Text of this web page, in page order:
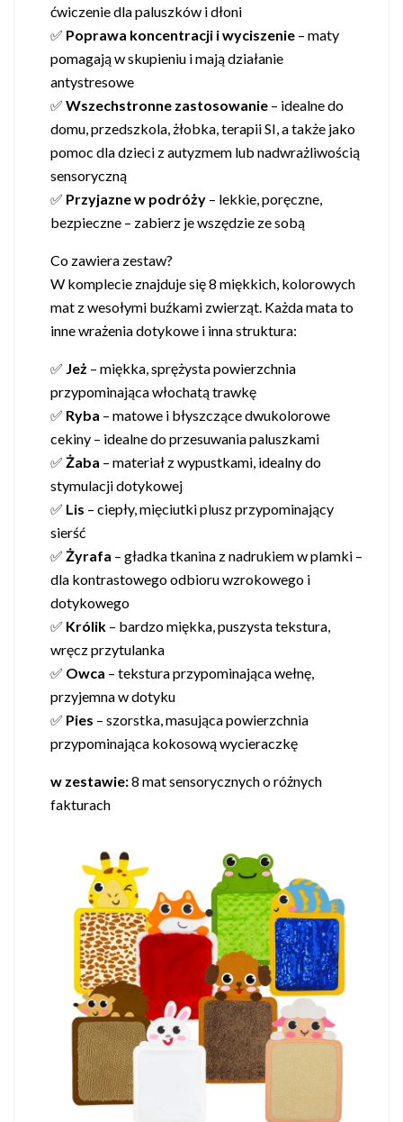
ćwiczenie dla paluszków i dłoni
✅ Poprawa koncentracji i wyciszenie – maty
pomagają w skupieniu i mają działanie
antystresowe
✅ Wszechstronne zastosowanie – idealne do
domu, przedszkola, żłobka, terapii SI, a także jako
pomoc dla dzieci z autyzmem lub nadwrażliwością
sensoryczną
✅ Przyjazne w podróży – lekkie, poręczne,
bezpieczne – zabierz je wszędzie ze sobą
Co zawiera zestaw?
W komplecie znajduje się 8 miękkich, kolorowych
mat z wesołymi buźkami zwierząt. Każda mata to
inne wrażenia dotykowe i inna struktura:
✅ Jeż – miękka, sprężysta powierzchnia
przypominająca włochatą trawkę
✅ Ryba – matowe i błyszczące dwukolorowe
cekiny – idealne do przesuwania paluszkami
✅ Żaba – materiał z wypustkami, idealny do
stymulacji dotykowej
✅ Lis – ciepły, mięciutki plusz przypominający
sierść
✅ Żyrafa – gładka tkanina z nadrukiem w plamki –
dla kontrastowego odbioru wzrokowego i
dotykowego
✅ Królik – bardzo miękka, puszysta tekstura,
wręcz przytulanka
✅ Owca – tekstura przypominająca wełnę,
przyjemna w dotyku
✅ Pies – szorstka, masująca powierzchnia
przypominająca kokosową wycieraczkę
w zestawie:8 mat sensorycznych o różnych
fakturach